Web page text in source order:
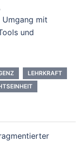
mit
und
LEHRKRAFT